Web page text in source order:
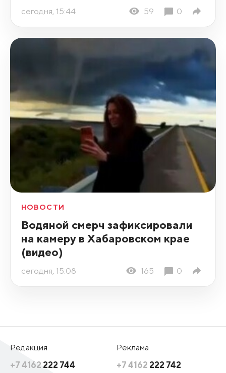
сегодня, 15:44 59 0
НОВОСТИ
Водяной смерч зафиксировали
на камеру в Хабаровском крае
(видео)
сегодня, 15:08 165 0
Редакция
+7 4162 222 744
Реклама
+7 4162 222 742